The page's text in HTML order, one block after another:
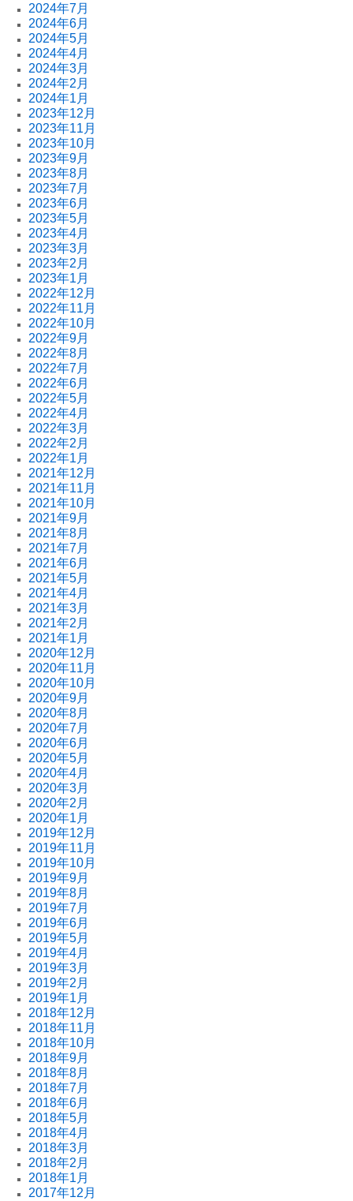
2024年7月
2024年6月
2024年5月
2024年4月
2024年3月
2024年2月
2024年1月
2023年12月
2023年11月
2023年10月
2023年9月
2023年8月
2023年7月
2023年6月
2023年5月
2023年4月
2023年3月
2023年2月
2023年1月
2022年12月
2022年11月
2022年10月
2022年9月
2022年8月
2022年7月
2022年6月
2022年5月
2022年4月
2022年3月
2022年2月
2022年1月
2021年12月
2021年11月
2021年10月
2021年9月
2021年8月
2021年7月
2021年6月
2021年5月
2021年4月
2021年3月
2021年2月
2021年1月
2020年12月
2020年11月
2020年10月
2020年9月
2020年8月
2020年7月
2020年6月
2020年5月
2020年4月
2020年3月
2020年2月
2020年1月
2019年12月
2019年11月
2019年10月
2019年9月
2019年8月
2019年7月
2019年6月
2019年5月
2019年4月
2019年3月
2019年2月
2019年1月
2018年12月
2018年11月
2018年10月
2018年9月
2018年8月
2018年7月
2018年6月
2018年5月
2018年4月
2018年3月
2018年2月
2018年1月
2017年12月